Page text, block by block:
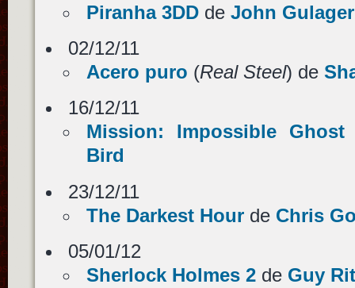
Piranha 3DDde John Gulager
02/12/11
Acero puro (Real Steel) de
16/12/11
Mission: Impossible Ghost
Bird
23/12/11
The Darkest Hourde Chris
05/01/12
Sherlock Holmes 2de Guy